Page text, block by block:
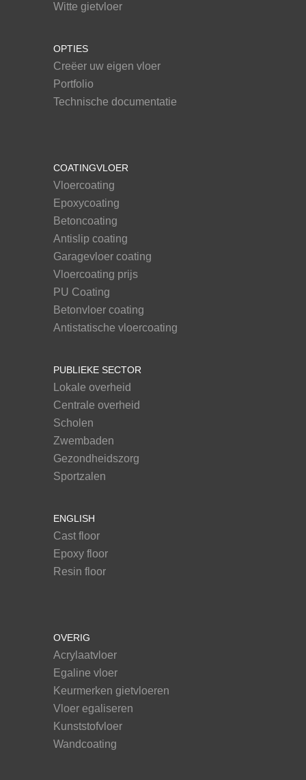
Witte gietvloer
OPTIES
Creëer uw eigen vloer
Portfolio
Technische documentatie
COATINGVLOER
Vloercoating
Epoxycoating
Betoncoating
Antislip coating
Garagevloer coating
Vloercoating prijs
PU Coating
Betonvloer coating
Antistatische vloercoating
PUBLIEKE SECTOR
Lokale overheid
Centrale overheid
Scholen
Zwembaden
Gezondheidszorg
Sportzalen
ENGLISH
Cast floor
Epoxy floor
Resin floor
OVERIG
Acrylaatvloer
Egaline vloer
Keurmerken gietvloeren
Vloer egaliseren
Kunststofvloer
Wandcoating